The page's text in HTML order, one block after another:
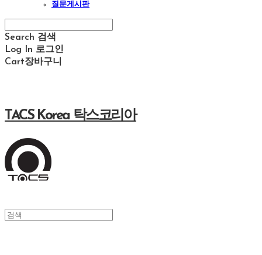
질문게시판
Search 검색
Log In 로그인
Cart장바구니
TACS Korea 탁스코리아